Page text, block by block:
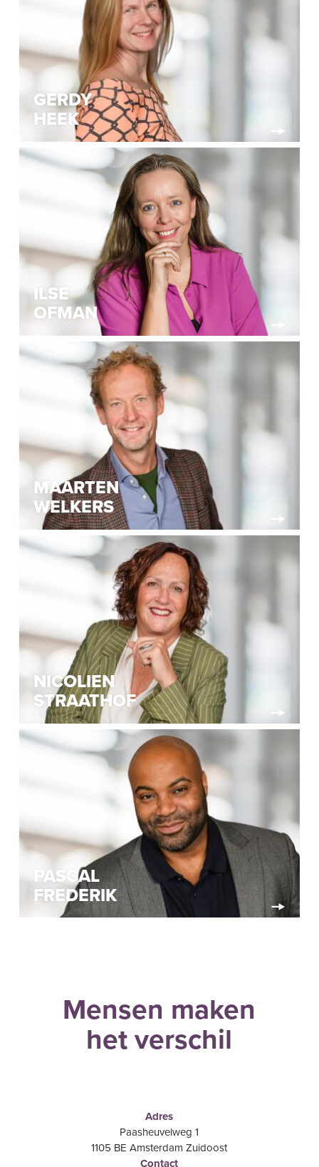
GERDY
HEEK
ILSE
OFMAN
MAARTEN
WELKERS
NICOLIEN
STRAATHOF
PASCAL
FREDERIK
Mensen maken
het verschil
Adres
Paasheuvelweg 1
1105 BE Amsterdam Zuidoost
Contact